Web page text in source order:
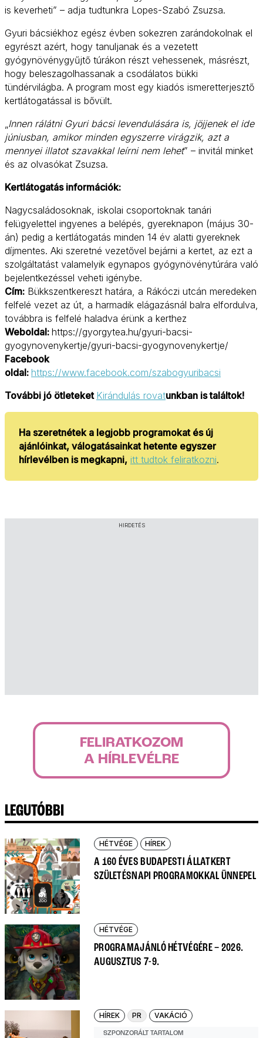
is keverheti” – adja tudtunkra Lopes-Szabó Zsuzsa.
Gyuri bácsiékhoz egész évben sokezren zarándokolnak el
egyrészt azért, hogy tanuljanak és a vezetett
gyógynövénygyűjtő túrákon részt vehessenek, másrészt,
hogy beleszagolhassanak a csodálatos bükki
tündérvilágba. A program most egy kiadós ismeretterjesztő
kertlátogatással is bővült.
„Innen rálátni Gyuri bácsi levendulására is, jöjjenek el ide
júniusban, amikor minden egyszerre virágzik, azt a
mennyei illatot szavakkal leírni nem lehet” – invitál minket
és az olvasókat Zsuzsa.
Kertlátogatás információk:
Nagycsaládosoknak, iskolai csoportoknak tanári
felügyelettel ingyenes a belépés, gyereknapon (május 30-
án) pedig a kertlátogatás minden 14 év alatti gyereknek
díjmentes. Aki szeretné vezetővel bejárni a kertet, az ezt a
szolgáltatást valamelyik egynapos gyógynövénytúrára való
bejelentkezéssel veheti igénybe.
Cím: Bükkszentkereszt határa, a Rákóczi utcán meredeken
felfelé vezet az út, a harmadik elágazásnál balra elfordulva,
továbbra is felfelé haladva érünk a kerthez
Weboldal: https://gyorgytea.hu/gyuri-bacsi-
gyogynovenykertje/gyuri-bacsi-gyogynovenykertje/
Facebook
oldal: https://www.facebook.com/szabogyuribacsi
További jó ötleteket Kirándulás rovatunkban is találtok!
Ha szeretnétek a legjobb programokat és új
ajánlóinkat, válogatásainkat hetente egyszer
hírlevélben is megkapni, itt tudtok feliratkozni.
HIRDETÉS
FELIRATKOZOM
A HÍRLEVÉLRE
LEGUTÓBBI
HÉTVÉGE HÍREK
A 160 ÉVES BUDAPESTI ÁLLATKERT
SZÜLETÉSNAPI PROGRAMOKKAL ÜNNEPEL
HÉTVÉGE
PROGRAMAJÁNLÓ HÉTVÉGÉRE – 2026.
AUGUSZTUS 7-9.
HÍREK PR VAKÁCIÓ
SZPONZORÁLT TARTALOM